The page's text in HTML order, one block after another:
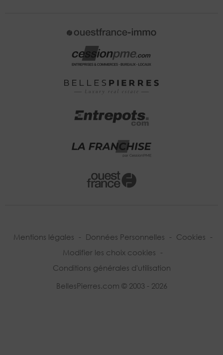
Mentions légales - Données Personnelles - Cookies -
Modifier les choix cookies -
Conditions générales d'utilisation
BellesPierres.com © 2003 - 2026